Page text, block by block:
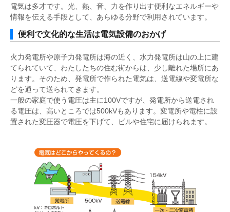
電気は多才です。光、熱、音、力を作り出す便利なエネルギーや
情報を伝える手段として、あらゆる分野で利用されています。
便利で文化的な生活は電気設備のおかげ
火力発電所や原子力発電所は海の近く、水力発電所は山の上に建
てられていて、わたしたちの住む街からは、少し離れた場所にあ
ります。そのため、発電所で作られた電気は、送電線や変電所な
どを通って送られてきます。
一般の家庭で使う電圧は主に100Vですが、発電所から送電され
る電圧は、高いところでは500kVもあります。変電所や電柱に設
置された変圧器で電圧を下げて、ビルや住宅に届けられます。